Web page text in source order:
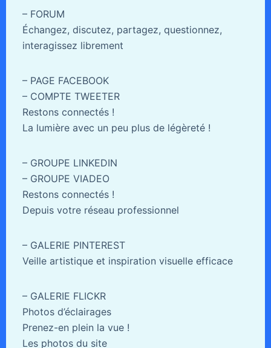
– FORUM
Échangez, discutez, partagez, questionnez,
interagissez librement
– PAGE FACEBOOK
– COMPTE TWEETER
Restons connectés !
La lumière avec un peu plus de légèreté !
– GROUPE LINKEDIN
– GROUPE VIADEO
Restons connectés !
Depuis votre réseau professionnel
– GALERIE PINTEREST
Veille artistique et inspiration visuelle efficace
– GALERIE FLICKR
Photos d’éclairages
Prenez-en plein la vue !
Les photos du site